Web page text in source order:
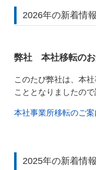
2026年の新着情報
弊社 本社移転のお
このたび弊社は、本
こととなりましたの
本社事業所移転のご案
2025年の新着情報